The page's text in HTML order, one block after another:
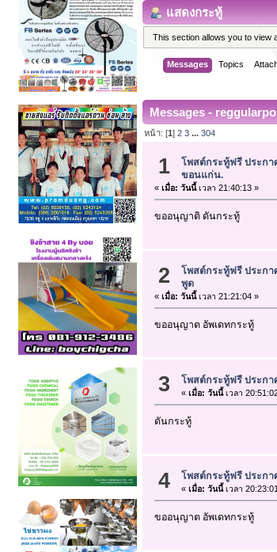
แสดงกระทู้
This section allows you to view
Messages Topics
Messages -
หน้า: [1]2 3 ...304
1 โพสต์กระทู้ฟรี ประกา
ขอนแก่น.
« เมื่อ: วันนี้เวลา 21:40:13 »
ขออนุญาติ ดันกระทู้
2 โพสต์กระทู้ฟรี ประกา
พูด
« เมื่อ: วันนี้เวลา 21:21:04 »
ขออนุญาต อัพเดทกระทู้
3 โพสต์กระทู้ฟรี ประกา
«เมื่อ: วันนี้เวลา
ดันกระทู้
4 โพสต์กระทู้ฟรี ประกา
«เมื่อ: วันนี้เวลา
ขออนุญาต อัพเดทกระทู้